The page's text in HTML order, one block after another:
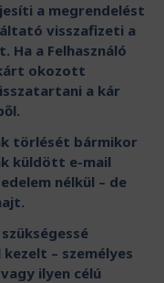
a megrendelést
visszafizeti a
Ha a Felhasználó
okozott
a kár
törlését bármikor
küldött e-mail
nélkül – de
– személyes
ilyen célú